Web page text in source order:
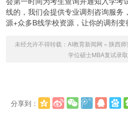
线的，我们会提供专业调剂咨询服务
源+众多B线学校资源，让你的调剂变
未经允许不得转载： AI教育新闻网 » 陕西
学位硕士MBA复试录
分享到：